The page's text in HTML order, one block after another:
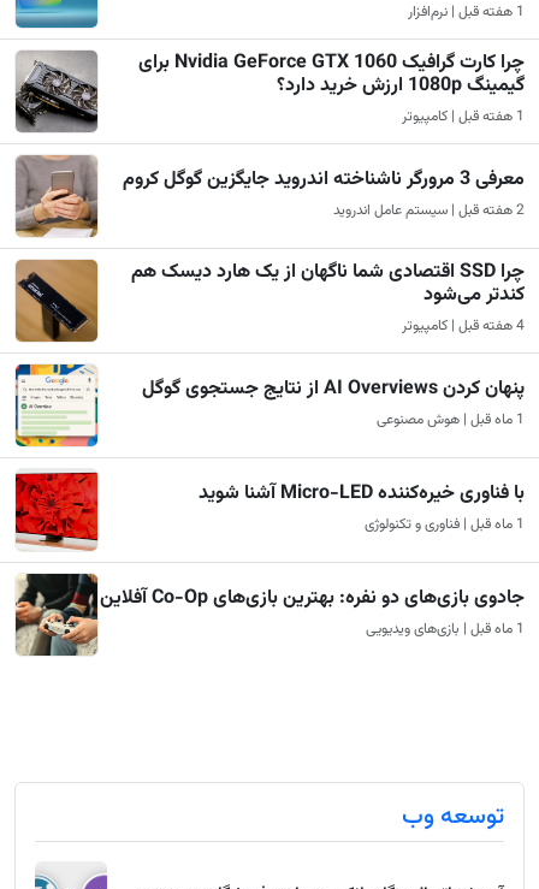
1 هفته قبل | نرم‌افزار
چرا کارت گرافیک Nvidia GeForce GTX 1060 برای
گیمینگ 1080p ارزش خرید دارد؟
1 هفته قبل | کامپیوتر
معرفی 3 مرورگر ناشناخته اندروید جایگزین گوگل کروم
2 هفته قبل | سیستم عامل اندروید
چرا SSD اقتصادی شما ناگهان از یک هارد دیسک هم
کندتر می‌شود
4 هفته قبل | کامپیوتر
پنهان کردن AI Overviews از نتایج جستجوی گوگل
1 ماه قبل | هوش مصنوعی
با فناوری خیره‌کننده Micro-LED آشنا شوید
1 ماه قبل | فناوری و تکنولوژی
جادوی بازی‌های دو نفره: بهترین بازی‌های Co-Op آفلاین
1 ماه قبل | بازی‌های ویدیویی
توسعه وب